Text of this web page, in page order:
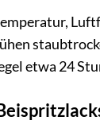
etwa 24